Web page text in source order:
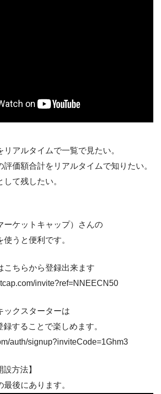
リアルタイムで一覧で見たい。
価額合計をリアルタイムで知りたい。
て残したい。
ーケットキャップ）さんの
うと便利です。
こちらから登録出来ます
invite?ref=NNEECN50
ックスターターは
することで楽しめます。
auth/signup?inviteCode=1Ghm3
設方法】
後にあります。